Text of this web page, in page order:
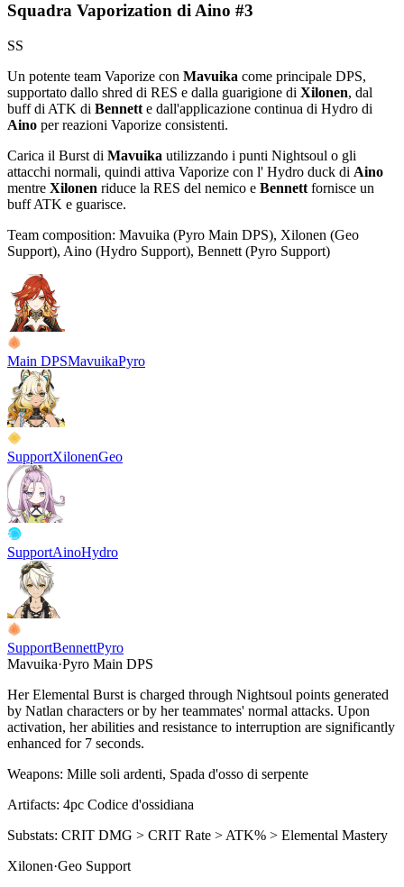
Squadra Vaporization di Aino #3
SS
Un potente team Vaporize con Mavuika come principale DPS,
supportato dallo shred di RES e dalla guarigione di Xilonen, dal
buff di ATK di Bennett e dall'applicazione continua di Hydro di
Aino per reazioni Vaporize consistenti.
Carica il Burst di Mavuika utilizzando i punti Nightsoul o gli
attacchi normali, quindi attiva Vaporize con l' Hydro duck di Aino
mentre Xilonen riduce la RES del nemico e Bennett fornisce un
buff ATK e guarisce.
Team composition: Mavuika (Pyro Main DPS), Xilonen (Geo
Support), Aino (Hydro Support), Bennett (Pyro Support)
Main DPSMavuikaPyro
SupportXilonenGeo
SupportAinoHydro
SupportBennettPyro
Mavuika·Pyro Main DPS
Her Elemental Burst is charged through Nightsoul points generated
by Natlan characters or by her teammates' normal attacks. Upon
activation, her abilities and resistance to interruption are significantly
enhanced for 7 seconds.
Weapons: Mille soli ardenti, Spada d'osso di serpente
Artifacts: 4pc Codice d'ossidiana
Substats: CRIT DMG > CRIT Rate > ATK% > Elemental Mastery
Xilonen·Geo Support